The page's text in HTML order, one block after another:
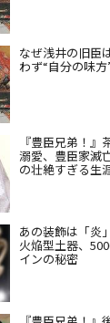
なぜ浅井の旧臣
わず“自分の味
『豊臣兄弟！
溺愛、豊臣家滅
の壮絶すぎる生
あの装飾は「炎
火焔型土器、
インの秘密